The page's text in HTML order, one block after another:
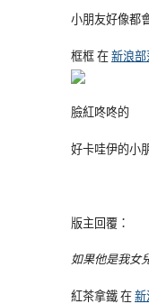
小朋友好像都
框框 在 新浪部
臉紅咚咚的
好卡哇伊的小
版主回覆：
如果他是我女
紅茶拿鐵 在 新